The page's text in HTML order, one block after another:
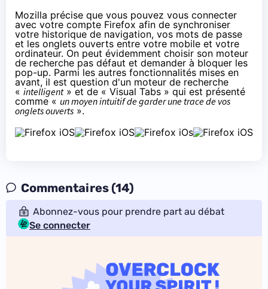
Mozilla précise que vous pouvez vous connecter
avec votre compte Firefox afin de synchroniser
votre historique de navigation, vos mots de passe
et les onglets ouverts entre votre mobile et votre
ordinateur. On peut évidemment choisir son moteur
de recherche pas défaut et demander à bloquer les
pop-up. Parmi les autres fonctionnalités mises en
avant, il est question d'un moteur de recherche
« intelligent» et de « Visual Tabs » qui est présenté
comme « un moyen intuitif de garder une trace de vos
onglets ouverts ».
Commentaires (14)
Abonnez-vous pour prendre part au débat
Se connecter